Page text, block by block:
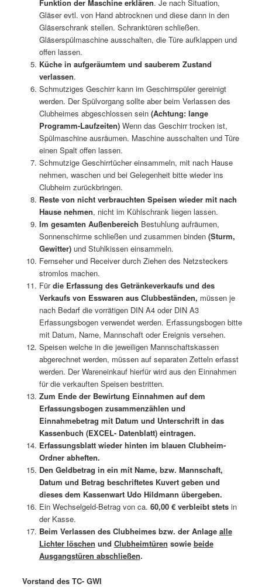
Funktion der Maschine erklären. Je nach Situation,
Gläser evtl. von Hand abtrocknen und diese dann in den
Gläserschrank stellen. Schranktüren schließen.
Gläserspülmaschine ausschalten, die Türe aufklappen und
offen lassen.
Küche in aufgeräumtem und sauberem Zustand
verlassen.
Schmutziges Geschirr kann im Geschirrspüler gereinigt
werden. Der Spülvorgang sollte aber beim Verlassen des
Clubheimes abgeschlossen sein (Achtung: lange
Programm-Laufzeiten)Wenn das Geschirr trocken ist,
Spülmaschine ausräumen. Maschine ausschalten und Türe
einen Spalt offen lassen.
Schmutzige Geschirrtücher einsammeln, mit nach Hause
nehmen, waschen und bei Gelegenheit bitte wieder ins
Clubheim zurückbringen.
Reste von nicht verbrauchten Speisen wieder mit nach
Hause nehmen, nicht im Kühlschrank liegen lassen.
Im gesamten Außenbereich Bestuhlung aufräumen,
Sonnenschirme schließen und zusammen binden (Sturm,
Gewitter)und Stuhlkissen einsammeln.
Fernseher und Receiver durch Ziehen des Netzsteckers
stromlos machen.
Fürdie Erfassung des Getränkeverkaufs und des
Verkaufs von Esswaren aus Clubbeständen, müssen je
nach Bedarf die vorrätigen DIN A4 oder DIN A3
Erfassungsbogen verwendet werden. Erfassungsbogen bitte
mit Datum, Name, Mannschaft oder Ereignis versehen.
Speisen welche in die jeweiligen Mannschaftskassen
abgerechnet werden, müssen auf separaten Zetteln erfasst
werden. Der Wareneinkauf hierfür wird aus den Einnahmen
für die verkauften Speisen bestritten.
Zum Ende der Bewirtung Einnahmen auf dem
Erfassungsbogen zusammenzählen und
Einnahmebetrag mit Datum und Unterschrift in das
Kassenbuch (EXCEL- Datenblatt) eintragen.
Erfassungsblatt wieder hinten im blauen Clubheim-
Ordner abheften.
Den Geldbetrag in ein mit Name, bzw. Mannschaft,
Datum und Betrag beschriftetes Kuvert geben und
dieses dem Kassenwart Udo Hildmann übergeben.
Ein Wechselgeld-Betrag von ca. 60,00 € verbleibt stets in
der Kasse.
Beim Verlassen des Clubheimes bzw. der Anlage alle
Lichter löschen und Clubheimtüren sowie beide
Ausgangstüren abschließen.
Vorstand des TC- GWI